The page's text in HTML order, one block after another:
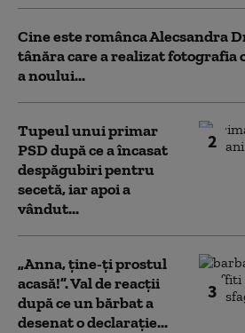
Cine este românca Alecsandra
tânăra care a realizat fotografia
a noului...
2
Tupeul unui primar
PSD după ce a încasat
despăgubiri pentru
secetă, iar apoi a
vândut...
3
„Anna, ţine-ţi prostul
acasă!”. Val de reacții
după ce un bărbat a
desenat o declarație...